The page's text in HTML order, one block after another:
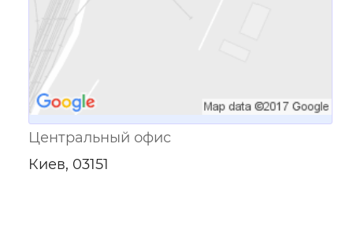
Центральный офис
Киев, 03151